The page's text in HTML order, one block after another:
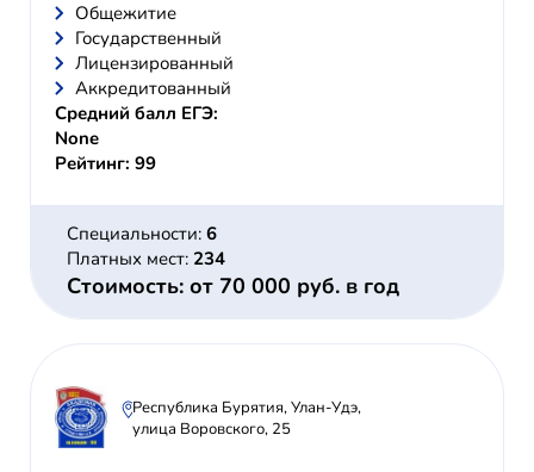
Общежитие
Государственный
Лицензированный
Аккредитованный
Средний балл ЕГЭ:
None
Рейтинг: 99
Специальности: 6
Платных мест: 234
Стоимость: от 70 000 руб. в год
Республика Бурятия, Улан-Удэ,
улица Воровского, 25